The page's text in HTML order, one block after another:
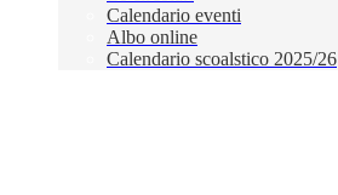
Calendario eventi
Albo online
Calendario scoalstico 2025/26